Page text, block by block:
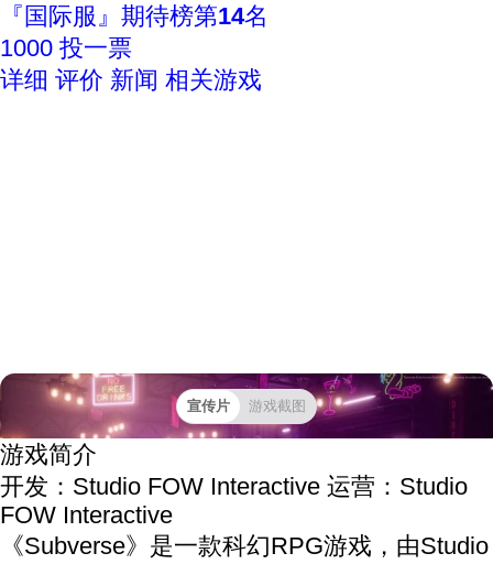
『国际服』期待榜第14名
1000 投一票
详细 评价 新闻 相关游戏
宣传片 游戏截图
游戏简介
开发：Studio FOW Interactive 运营：Studio
FOW Interactive
《Subverse》是一款科幻RPG游戏，由Studio